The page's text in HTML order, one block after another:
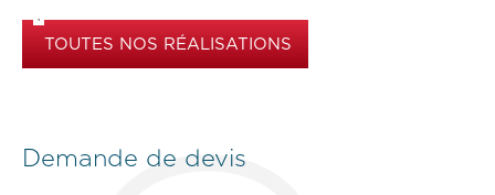
TOUTES NOS RÉALISATIONS
Demande de devis